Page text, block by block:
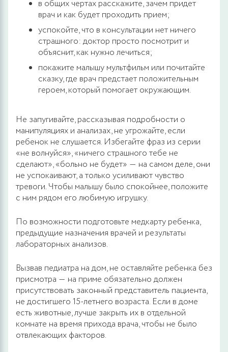
в общих чертах расскажите, зачем придет
врач и как будет проходить прием;
успокойте, что в консультации нет ничего
страшного: доктор просто посмотрит и
объяснит, как нужно лечиться;
покажите малышу мультфильм или почитайте
сказку, где врач предстает положительным
героем, который помогает окружающим.
Не запугивайте, рассказывая подробности о
манипуляциях и анализах, не угрожайте, если
ребенок не слушается. Избегайте фраз из серии
«не волнуйся», «ничего страшного тебе не
сделают», «больно не будет» ― на самом деле, они
не успокаивают, а только усиливают чувство
тревоги. Чтобы малышу было спокойнее, положите
с ним рядом его любимую игрушку.
По возможности подготовьте медкарту ребенка,
предыдущие назначения врачей и результаты
лабораторных анализов.
Вызвав педиатра на дом, не оставляйте ребенка без
присмотра ― на приме обязательно должен
присутствовать законный представитель пациента,
не достигшего 15-летнего возраста. Если в доме
есть животные, лучше закрыть их в отдельной
комнате на время прихода врача, чтобы не было
отвлекающих факторов.